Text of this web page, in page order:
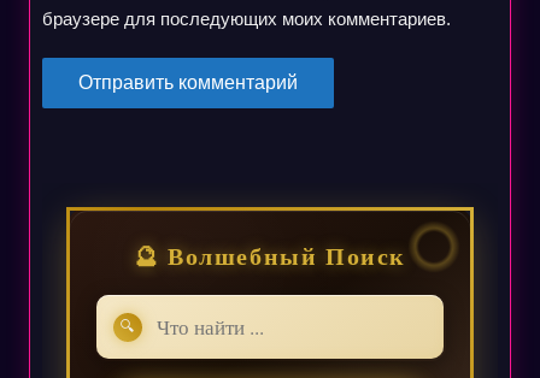
браузере для последующих моих комментариев.
🔮 Волшебный Поиск
🔍